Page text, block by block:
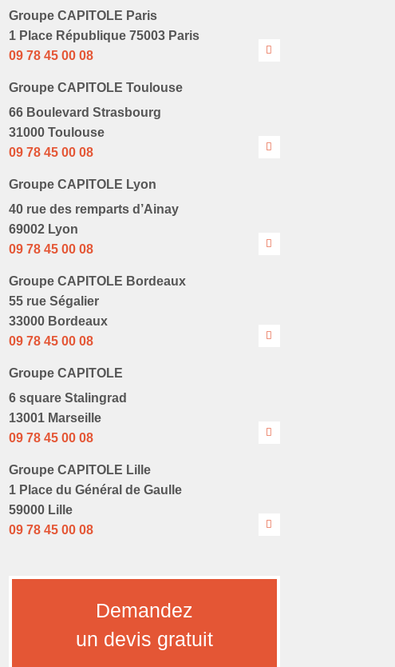
Groupe CAPITOLE Paris
1 Place République 75003 Paris
09 78 45 00 08
Groupe CAPITOLE Toulouse
66 Boulevard Strasbourg
31000 Toulouse
09 78 45 00 08
Groupe CAPITOLE Lyon
40 rue des remparts d’Ainay
69002 Lyon
09 78 45 00 08
Groupe CAPITOLE Bordeaux
55 rue Ségalier
33000 Bordeaux
09 78 45 00 08
Groupe CAPITOLE
6 square Stalingrad
13001 Marseille
09 78 45 00 08
Groupe CAPITOLE Lille
1 Place du Général de Gaulle
59000 Lille
09 78 45 00 08
Demandez
un devis gratuit